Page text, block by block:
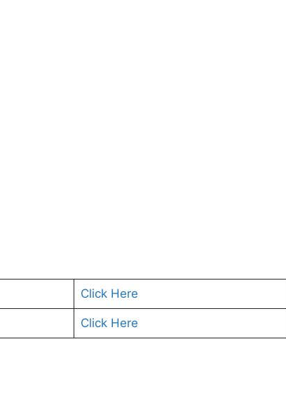
Click Here
Click Here